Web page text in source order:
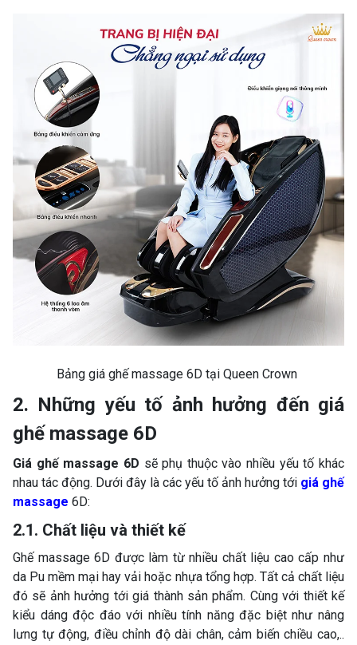
Bảng giá ghế massage 6D tại Queen Crown
2. Những yếu tố ảnh hưởng đến giá
ghế massage 6D
Giá ghế massage 6D sẽ phụ thuộc vào nhiều yếu tố khác
nhau tác động. Dưới đây là các yếu tố ảnh hưởng tới giá ghế
massage 6D:
2.1. Chất liệu và thiết kế
Ghế massage 6D được làm từ nhiều chất liệu cao cấp như
da Pu mềm mại hay vải hoặc nhựa tổng hợp. Tất cả chất liệu
đó sẽ ảnh hưởng tới giá thành sản phẩm. Cùng với thiết kế
kiểu dáng độc đáo với nhiều tính năng đặc biệt như nâng
lưng tự động, điều chỉnh độ dài chân, cảm biến chiều cao,..